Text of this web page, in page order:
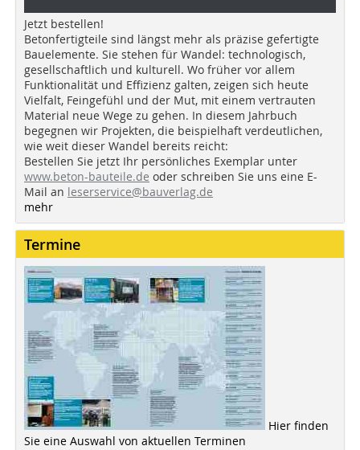
Jetzt bestellen!
Betonfertigteile sind längst mehr als präzise gefertigte
Bauelemente. Sie stehen für Wandel: technologisch,
gesellschaftlich und kulturell. Wo früher vor allem
Funktionalität und Effizienz galten, zeigen sich heute
Vielfalt, Feingefühl und der Mut, mit einem vertrauten
Material neue Wege zu gehen. In diesem Jahrbuch
begegnen wir Projekten, die beispielhaft verdeutlichen,
wie weit dieser Wandel bereits reicht:
Bestellen Sie jetzt Ihr persönliches Exemplar unter
www.beton-bauteile.de oder schreiben Sie uns eine E-
Mail an leserservice@bauverlag.de
mehr
Termine
Hier finden
Sie eine Auswahl von aktuellen Terminen